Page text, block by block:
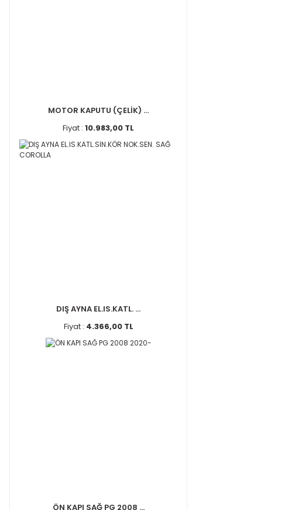
MOTOR KAPUTU (ÇELİK) ...
Fiyat : 10.983,00 TL
DIŞ AYNA EL.IS.KATL. ...
Fiyat : 4.366,00 TL
ÖN KAPI SAĞ PG 2008 ...